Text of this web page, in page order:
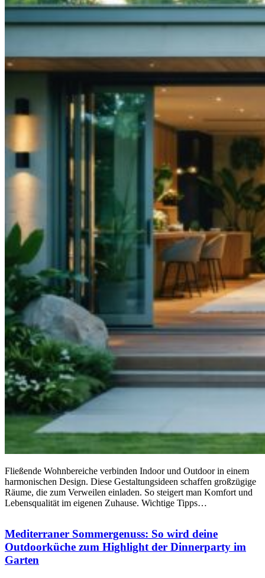
Fließende Wohnbereiche verbinden Indoor und Outdoor in einem
harmonischen Design. Diese Gestaltungsideen schaffen großzügige
Räume, die zum Verweilen einladen. So steigert man Komfort und
Lebensqualität im eigenen Zuhause. Wichtige Tipps…
Mediterraner Sommergenuss: So wird deine
Outdoorküche zum Highlight der Dinnerparty im
Garten